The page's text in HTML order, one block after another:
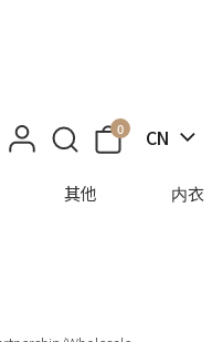
0 CN
其他 内衣